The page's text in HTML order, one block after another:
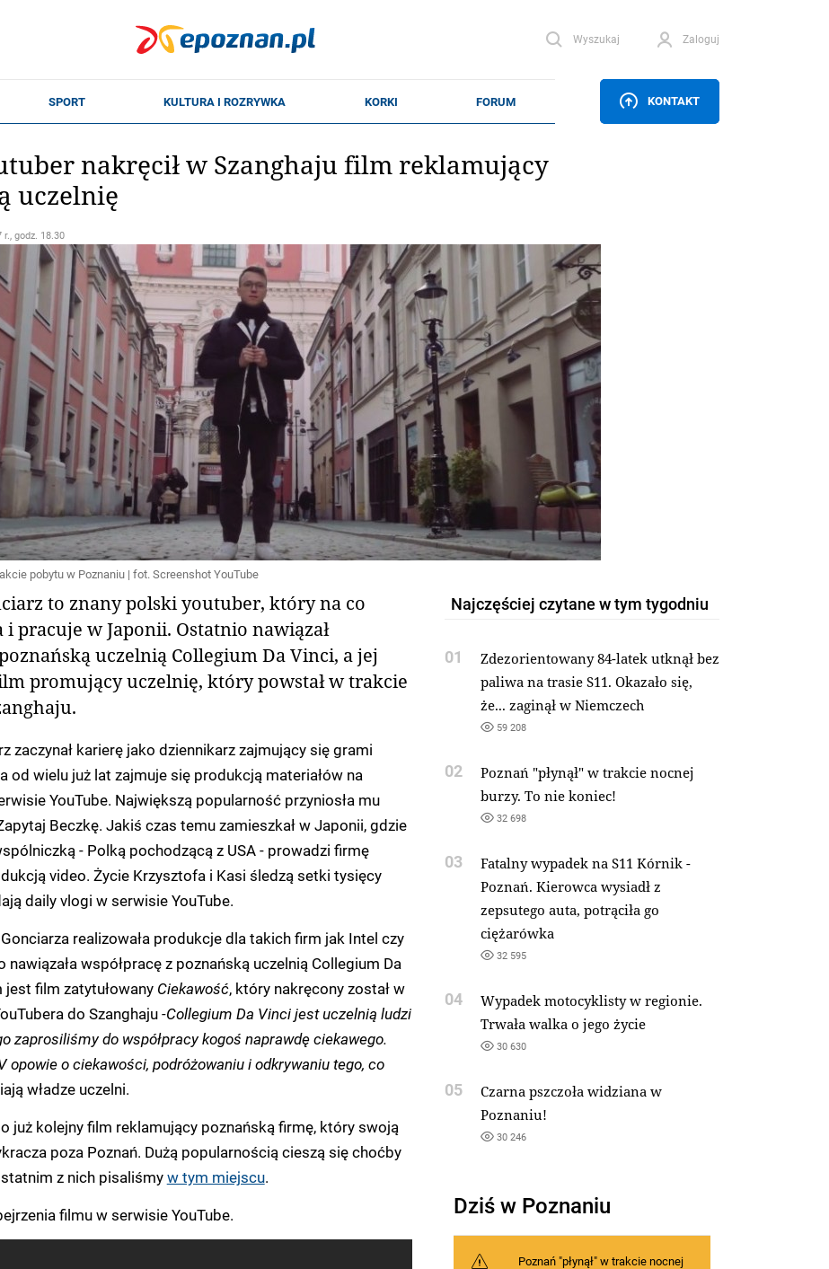
Wyszukaj Zaloguj
KONTAKT
nakręcił w Szanghaju film reklamujący
uczelnię
godz. 18.30
pobytu w Poznaniu | fot. Screenshot YouTube
to znany polski youtuber, który na co
i pracuje w Japonii. Ostatnio nawiązał
uczelnią Collegium Da Vinci, a jej
promujący uczelnię, który powstał w trakcie
zaczynał karierę jako dziennikarz zajmujący się grami
od wielu już lat zajmuje się produkcją materiałów na
YouTube. Największą popularność przyniosła mu
Beczkę. Jakiś czas temu zamieszkał w Japonii, gdzie
- Polką pochodzącą z USA - prowadzi firmę
video. Życie Krzysztofa i Kasi śledzą setki tysięcy
daily vlogi w serwisie YouTube.
realizowała produkcje dla takich firm jak Intel czy
nawiązała współpracę z poznańską uczelnią Collegium Da
film zatytułowany Ciekawość, który nakręcony został w
do Szanghaju-Collegium Da Vinci jest uczelnią ludzi
zaprosiliśmy do współpracy kogoś naprawdę ciekawego.
opowie o ciekawości, podróżowaniu i odkrywaniu tego, co
władze uczelni.
już kolejny film reklamujący poznańską firmę, który swoją
poza Poznań. Dużą popularnością cieszą się choćby
z nich pisaliśmyw tym miejscu.
filmu w serwisie YouTube.
Najczęściej czytane w tym tygodniu
01
Zdezorientowany 84-latek utknął bez
paliwa na trasie S11. Okazało się,
że... zaginął w Niemczech
59 208
02
Poznań "płynął" w trakcie nocnej
burzy. To nie koniec!
32 698
03
Fatalny wypadek na S11 Kórnik -
Poznań. Kierowca wysiadł z
zepsutego auta, potrąciła go
ciężarówka
32 595
04
Wypadek motocyklisty w regionie.
Trwała walka o jego życie
30 630
05
Czarna pszczoła widziana w
Poznaniu!
30 246
Dziś w Poznaniu
Poznań "płynął" w trakcie nocnej